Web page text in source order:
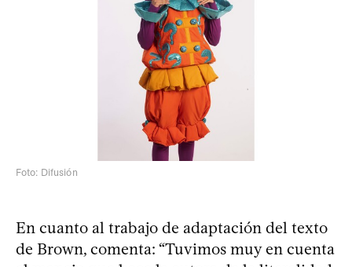
Foto: Difusión
En cuanto al trabajo de adaptación del texto
de Brown, comenta: “Tuvimos muy en cuenta